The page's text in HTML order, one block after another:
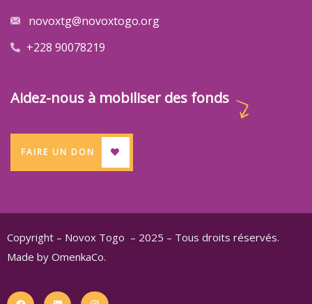
novoxtg@novoxtogo.org
+228 90078219
Aidez-nous à mobiliser des fonds
FAIRE UN DON
Copyright – Novox Togo – 2025 – Tous droits réservés.
Made by OmenkaCo.